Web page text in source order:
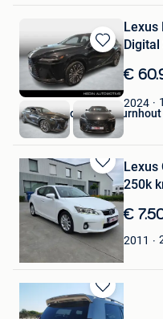
Bewaren
in
Favorieten
Lexus
€
2024
Hedin Automotive Turnhout
Turnhout
Bewaren
in
Mijn
Favorieten
Lexus
250k
€
2011
Bewaren
in